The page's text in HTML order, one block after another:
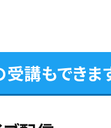
受講もできま